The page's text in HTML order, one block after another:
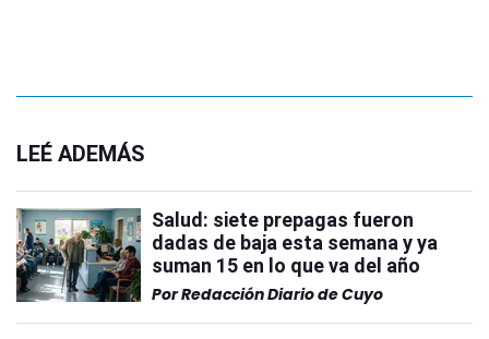
LEÉ ADEMÁS
Salud: siete prepagas fueron
dadas de baja esta semana y ya
suman 15 en lo que va del año
PorRedacción Diario de Cuyo